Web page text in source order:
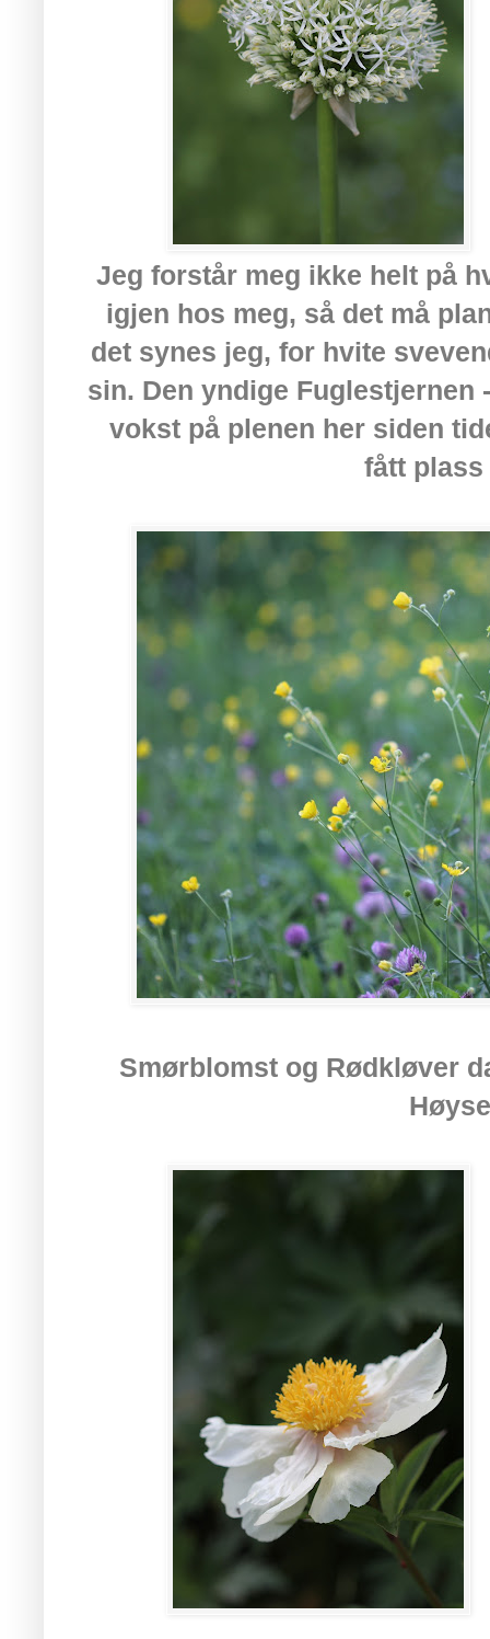
Jeg forstår meg ikke helt på
igjen hos meg, så det må
det synes jeg, for hvite
sin. Den yndige Fuglestjernen
vokst på plenen her siden
fått plass
Smørblomst og Rødkløver